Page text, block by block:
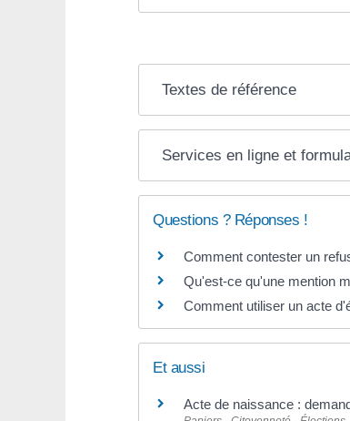
Textes de référence
Services en ligne et
Questions ? Réponses !
Comment contester un
Qu'est-ce qu'une mention
Comment utiliser un acte
Et aussi
Acte de naissance :